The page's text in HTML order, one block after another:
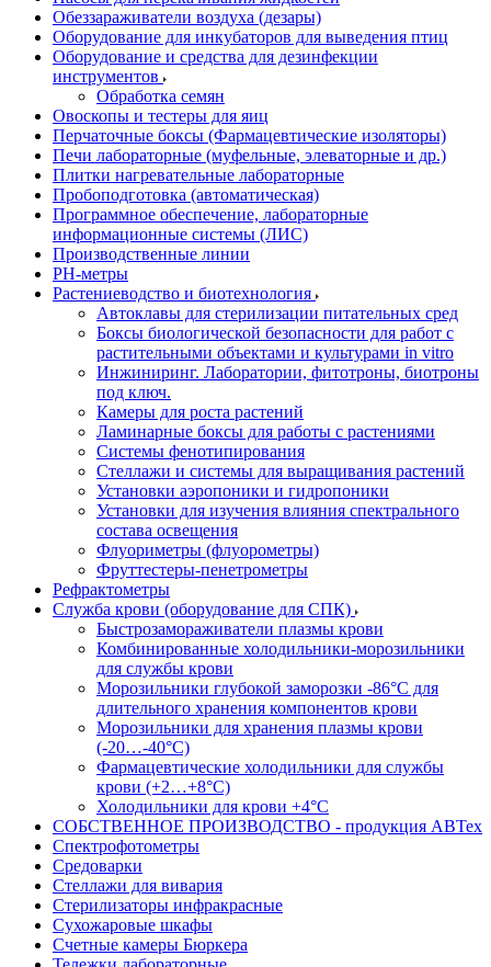
Обеззараживатели воздуха (дезары)
Оборудование для инкубаторов для выведения птиц
Оборудование и средства для дезинфекции
инструментов
Обработка семян
Овоскопы и тестеры для яиц
Перчаточные боксы (Фармацевтические изоляторы)
Печи лабораторные (муфельные, элеваторные и др.)
Плитки нагревательные лабораторные
Пробоподготовка (автоматическая)
Программное обеспечение, лабораторные
информационные системы (ЛИС)
Производственные линии
РH-метры
Растениеводство и биотехнология
Автоклавы для стерилизации питательных сред
Боксы биологической безопасности для работ с
растительными объектами и культурами in vitro
Инжиниринг. Лаборатории, фитотроны, биотроны
под ключ.
Камеры для роста растений
Ламинарные боксы для работы с растениями
Системы фенотипирования
Стеллажи и системы для выращивания растений
Установки аэропоники и гидропоники
Установки для изучения влияния спектрального
состава освещения
Флуориметры (флуорометры)
Фруттестеры-пенетрометры
Рефрактометры
Служба крови (оборудование для СПК)
Быстрозамораживатели плазмы крови
Комбинированные холодильники-морозильники
для службы крови
Морозильники глубокой заморозки -86°С для
длительного хранения компонентов крови
Морозильники для хранения плазмы крови
(-20…-40°С)
Фармацевтические холодильники для службы
крови (+2…+8°С)
Холодильники для крови +4°С
СОБСТВЕННОЕ ПРОИЗВОДСТВО - продукция АВТех
Спектрофотометры
Средоварки
Стеллажи для вивария
Стерилизаторы инфракрасные
Сухожаровые шкафы
Счетные камеры Бюркера